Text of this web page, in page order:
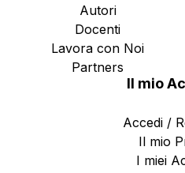
Autori
Docenti
Lavora con Noi
Partners
Il mio
Accedi /
Il mio
I miei